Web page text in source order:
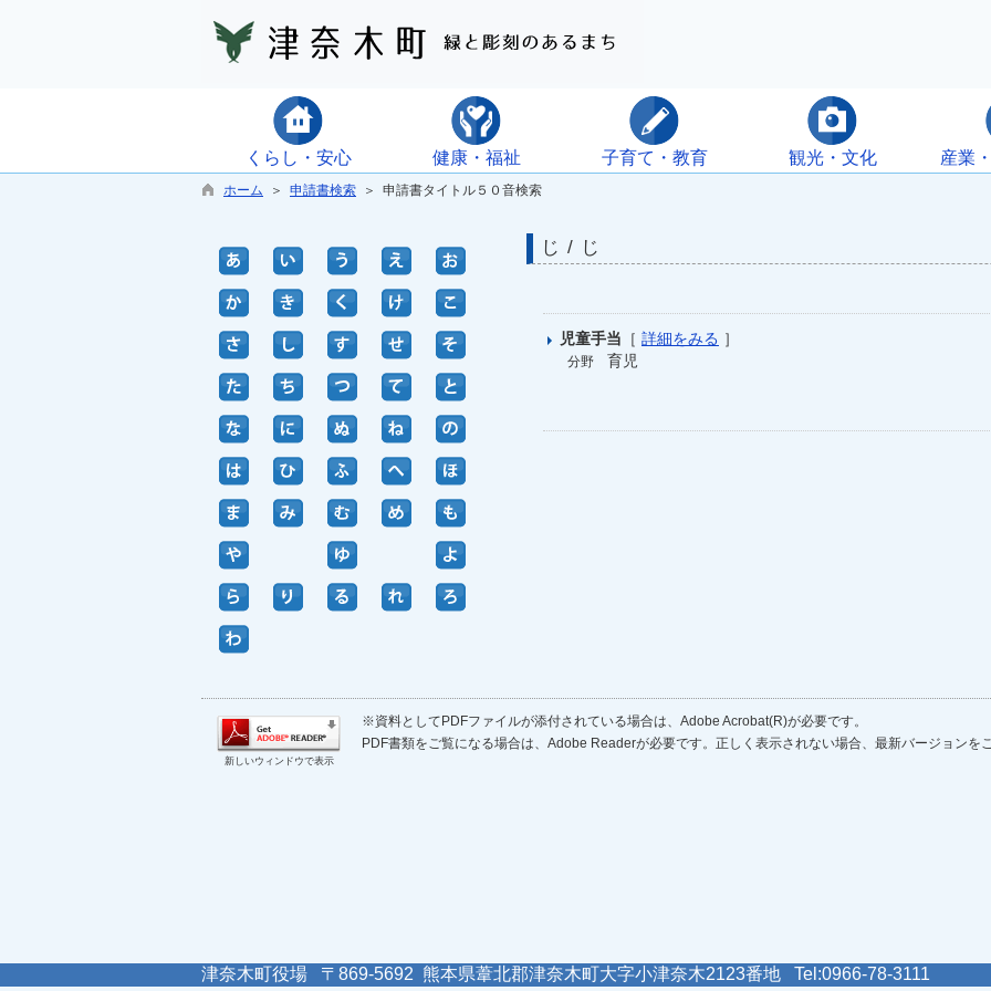
くらし・安心 健康・福祉 子育て・教育 観光・文化 産業
ホーム ＞ 申請書検索 ＞ 申請書タイトル５０音検索
じ / じ
児童手当 ［ 詳細をみる ］
分野 育児
新しいウィンドウで表示
※資料としてPDFファイルが添付されている場合は、Adobe Acrobat(R)が必要です。
PDF書類をご覧になる場合は、Adobe Readerが必要です。正しく表示されない場合、最新バージョンを
津奈木町役場 〒869-5692 熊本県葦北郡津奈木町大字小津奈木2123番地 Tel:0966-78-3111